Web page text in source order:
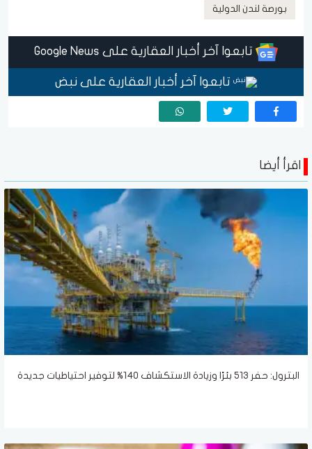
بورصة لندن الدولية
تابعوا آخر أخبار العقارية على Google News
تابعوا آخر أخبار العقارية على نبض
اقرأ أيضا
البترول: حفر 513 بئرًا وزيادة الاستكشاف 140% لتوفير احتياطيات جديدة